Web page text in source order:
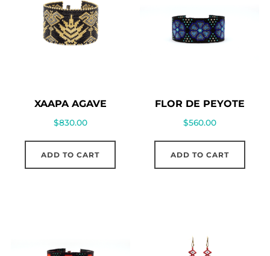
XAAPA AGAVE
$830.00
ADD TO CART
FLOR DE PEYOTE
$560.00
ADD TO CART